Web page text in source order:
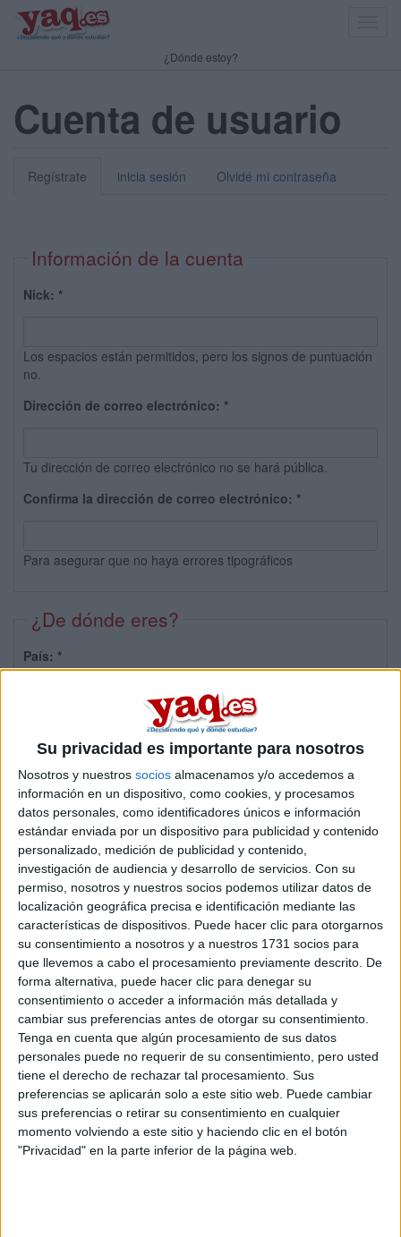
Su privacidad es importante para nosotros
Nosotros y nuestros socios almacenamos y/o accedemos a
información en un dispositivo, como cookies, y procesamos
datos personales, como identificadores únicos e información
estándar enviada por un dispositivo para publicidad y contenido
personalizado, medición de publicidad y contenido,
investigación de audiencia y desarrollo de servicios. Con su
permiso, nosotros y nuestros socios podemos utilizar datos de
localización geográfica precisa e identificación mediante las
características de dispositivos. Puede hacer clic para otorgarnos
su consentimiento a nosotros y a nuestros 1731 socios para
que llevemos a cabo el procesamiento previamente descrito. De
forma alternativa, puede hacer clic para denegar su
consentimiento o acceder a información más detallada y
cambiar sus preferencias antes de otorgar su consentimiento.
Tenga en cuenta que algún procesamiento de sus datos
personales puede no requerir de su consentimiento, pero usted
tiene el derecho de rechazar tal procesamiento. Sus
preferencias se aplicarán solo a este sitio web. Puede cambiar
sus preferencias o retirar su consentimiento en cualquier
momento volviendo a este sitio y haciendo clic en el botón
"Privacidad" en la parte inferior de la página web.
¿Dónde estoy?
Cuenta de usuario
Regístrate inicia sesión Olvidé mi contraseña
Información de la cuenta
Nick: *
Los espacios están permitidos, pero los signos de puntuación
no.
Dirección de correo electrónico: *
Tu dirección de correo electrónico no se hará pública.
Confirma la dirección de correo electrónico: *
Para asegurar que no haya errores tipográficos
¿De dónde eres?
País: *
Sobre ti
Soy:*
Chico
Chica
¿En qué año terminas (o terminaste) bachillerato o FP?
Soy estudiante de:*
Términos y Condiciones de Uso
Aceptolos Términos y Condicionesde uso*